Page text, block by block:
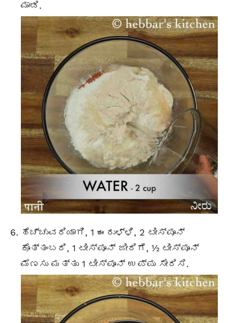
ಮಾಡಿ.
ಹೆಚ್ಚುವರಿಯಾಗಿ, 1 ಈರುಳ್ಳಿ, 2 ಟೀಸ್ಪೂನ್
ಕೊತ್ತಂಬರಿ, 1 ಟೀಸ್ಪೂನ್ ಜೀರಿಗೆ, ½ ಟೀಸ್ಪೂನ್
ಮೆಣಸು ಮತ್ತು 1 ಟೀಸ್ಪೂನ್ ಉಪ್ಪು ಸೇರಿಸಿ.